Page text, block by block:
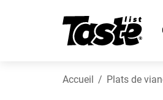
Accueil Plats de